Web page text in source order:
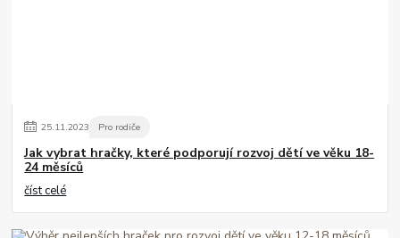
25.11.2023 Pro rodiče
Jak vybrat hračky, které podporují rozvoj dětí ve věku 18-
24 měsíců
číst celé